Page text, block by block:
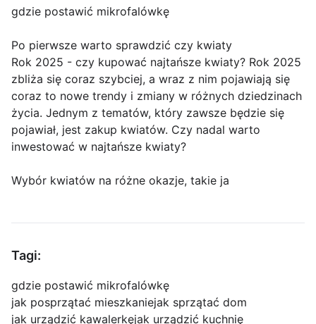
gdzie postawić mikrofalówkę
Po pierwsze warto sprawdzić czy kwiaty
Rok 2025 - czy kupować najtańsze kwiaty? Rok 2025
zbliża się coraz szybciej, a wraz z nim pojawiają się
coraz to nowe trendy i zmiany w różnych dziedzinach
życia. Jednym z tematów, który zawsze będzie się
pojawiał, jest zakup kwiatów. Czy nadal warto
inwestować w najtańsze kwiaty?
Wybór kwiatów na różne okazje, takie ja
Tagi:
gdzie postawić mikrofalówkę
jak posprzątać mieszkaniejak sprzątać dom
jak urządzić kawalerkęjak urządzić kuchnię